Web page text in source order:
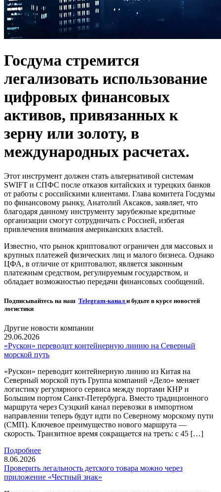
Госдума стремится
легализовать использование
цифровых финансовых
активов, привязанных к
зерну или золоту, в
международных расчетах.
Этот инструмент должен стать альтернативой системам
SWIFT и СПФС после отказов китайских и турецких банков
от работы с российскими клиентами. Глава комитета Госдумы
по финансовому рынку, Анатолий Аксаков, заявляет, что
благодаря данному инструменту зарубежные кредитные
организации смогут сотрудничать с Россией, избегая
привлечения внимания американских властей.
Известно, что рынок криптовалют ограничен для массовых и
крупных платежей физических лиц и малого бизнеса. Однако
ЦФА, в отличие от криптовалют, является законным
платежным средством, регулируемым государством, и
обладает возможностью передачи финансовых сообщений.
Подписывайтесь на наш Telegram-канал и будьте в курсе новостей
логистики
Другие новости компании
29.06.2026
«Рускон» переводит контейнерную линию на Северный
морской путь
«Рускон» переводит контейнерную линию из Китая на
Северный морской путь Группа компаний «Дело» меняет
логистику регулярного сервиса между портами КНР и
Большим портом Санкт-Петербурга. Вместо традиционного
маршрута через Суэцкий канал перевозки в импортном
направлении теперь будут идти по Северному морскому пути
(СМП). Ключевое преимущество нового маршрута —
скорость. Транзитное время сокращается на треть: с 45 […]
Подробнее
8.06.2026
Проверить легальность детского товара можно через
приложение «Честный знак»